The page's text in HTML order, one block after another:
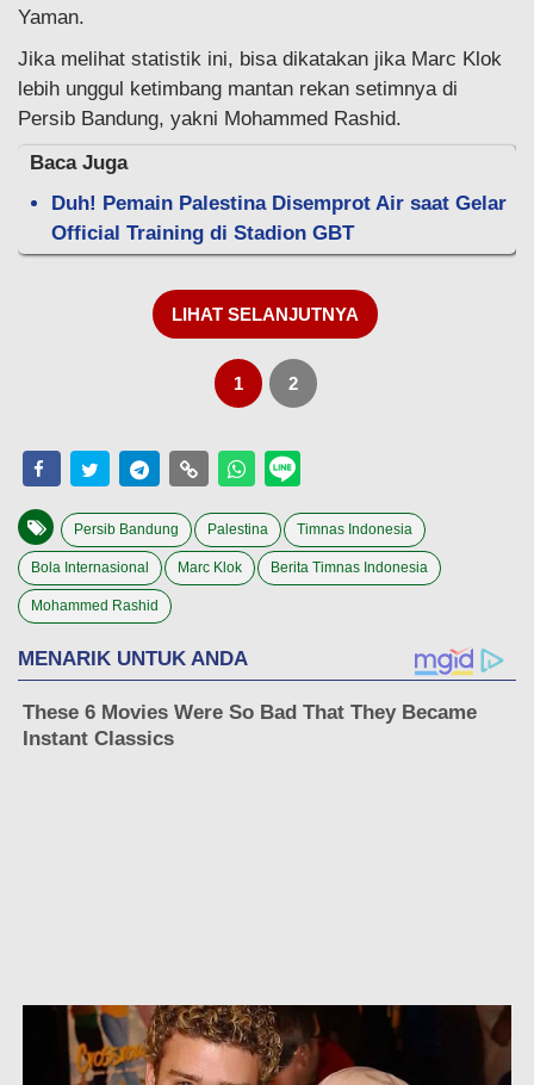
Yaman.
Jika melihat statistik ini, bisa dikatakan jika Marc Klok
lebih unggul ketimbang mantan rekan setimnya di
Persib Bandung, yakni Mohammed Rashid.
Baca Juga
Duh! Pemain Palestina Disemprot Air saat Gelar
Official Training di Stadion GBT
LIHAT SELANJUTNYA
1 2
Persib Bandung Palestina Timnas Indonesia
Bola Internasional Marc Klok Berita Timnas Indonesia
Mohammed Rashid